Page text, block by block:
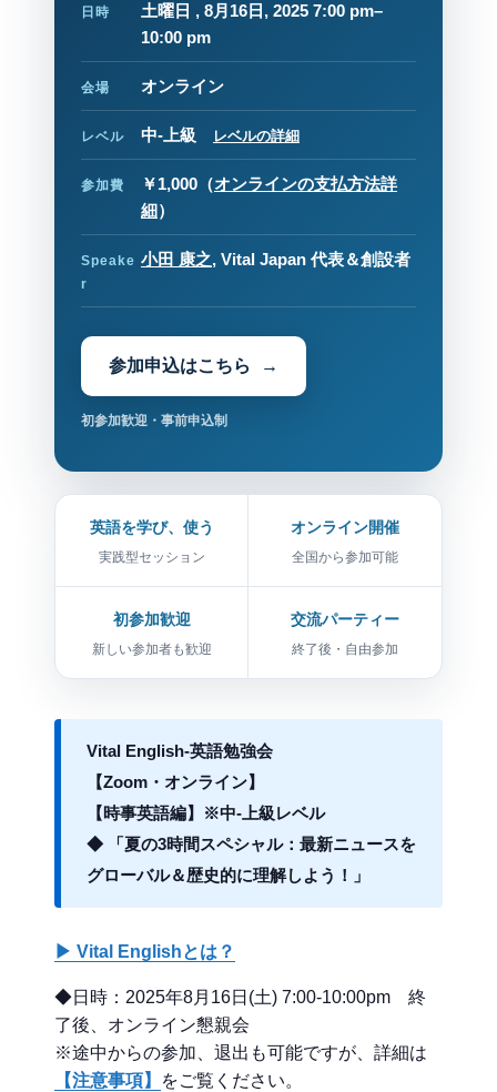
日時
土曜日 , 8月16日, 2025 7:00 pm–
10:00 pm
会場 オンライン
レベル 中-上級 レベルの詳細
参加費 ￥1,000 （オンラインの支払方法詳
細）
Speake
r
小田 康之, Vital Japan 代表＆創設者
参加申込はこちら
初参加歓迎・事前申込制
英語を学び、使う
実践型セッション
オンライン開催
全国から参加可能
初参加歓迎
新しい参加者も歓迎
交流パーティー
終了後・自由参加
Vital English-英語勉強会
【Zoom・オンライン】
【時事英語編】※中-上級レベル
◆ 「夏の3時間スペシャル：最新ニュースを
グローバル＆歴史的に理解しよう！」
▶ Vital Englishとは？
◆日時：2025年8月16日(土) 7:00-10:00pm 終
了後、オンライン懇親会
※途中からの参加、退出も可能ですが、詳細は
【注意事項】
をご覧ください。